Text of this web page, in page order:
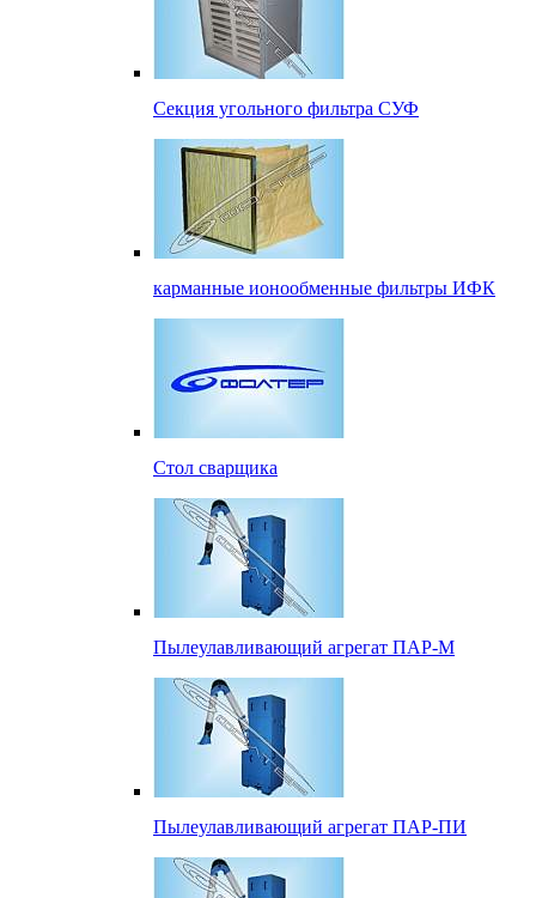
Секция угольного фильтра СУФ
карманные ионообменные фильтры ИФК
Стол сварщика
Пылеулавливающий агрегат ПАР-М
Пылеулавливающий агрегат ПАР-ПИ